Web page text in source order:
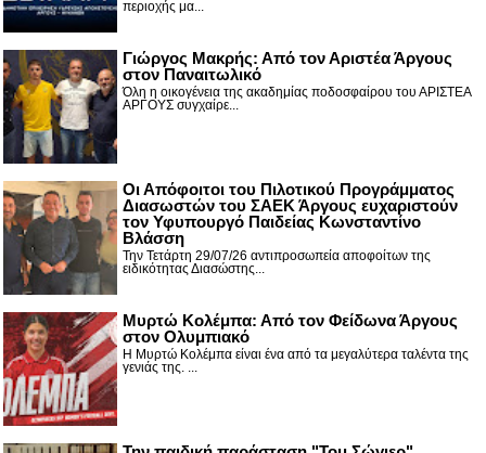
περιοχής μα...
Γιώργος Μακρής: Από τον Αριστέα Άργους
στον Παναιτωλικό
Όλη η οικογένεια της ακαδημίας ποδοσφαίρου του ΑΡΙΣΤΕΑ
ΑΡΓΟΥΣ συγχαίρε...
Οι Απόφοιτοι του Πιλοτικού Προγράμματος
Διασωστών του ΣΑΕΚ Άργους ευχαριστούν
τον Υφυπουργό Παιδείας Κωνσταντίνο
Βλάσση
Την Τετάρτη 29/07/26 αντιπροσωπεία αποφοίτων της
ειδικότητας Διασώστης...
Μυρτώ Κολέμπα: Από τον Φείδωνα Άργους
στον Ολυμπιακό
Η Μυρτώ Κολέμπα είναι ένα από τα μεγαλύτερα ταλέντα της
γενιάς της. ...